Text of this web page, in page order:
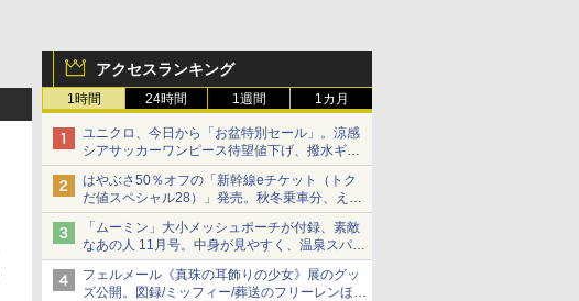
アクセスランキング
1時間 24時間 1週間 1カ月
ユニクロ、今日から「お盆特別セール」。涼感
シアサッカーワンピース待望値下げ、撥水ギア
ショーツは1990円に
はやぶさ50％オフの「新幹線eチケット（トク
だ値スペシャル28）」発売。秋冬乗車分、えき
ねっと限定
「ムーミン」大小メッシュポーチが付録、素敵
なあの人 11月号。中身が見やすく、温泉スパに
も使える
フェルメール《真珠の耳飾りの少女》展のグッ
ズ公開。図録/ミッフィー/葬送のフリーレンほ